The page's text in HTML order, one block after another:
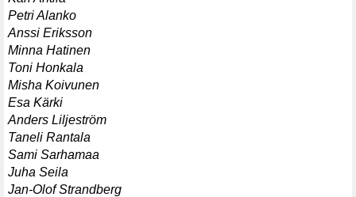
Petri Alanko
Anssi Eriksson
Minna Hatinen
Toni Honkala
Misha Koivunen
Esa Kärki
Anders Liljeström
Taneli Rantala
Sami Sarhamaa
Juha Seila
Jan-Olof Strandberg